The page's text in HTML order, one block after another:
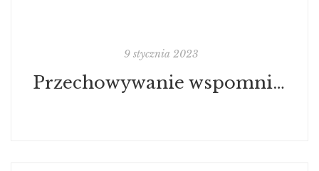
9 stycznia 2023
Przechowywanie wspomnień